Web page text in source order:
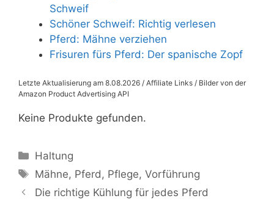
Schweif
Schöner Schweif: Richtig verlesen
Pferd: Mähne verziehen
Frisuren fürs Pferd: Der spanische Zopf
Letzte Aktualisierung am 8.08.2026 / Affiliate Links / Bilder von der
Amazon Product Advertising API
Keine Produkte gefunden.
Kategorien
Haltung
Schlagwörter
Mähne, Pferd, Pflege,Vorführung
Die richtige Kühlung für jedes Pferd